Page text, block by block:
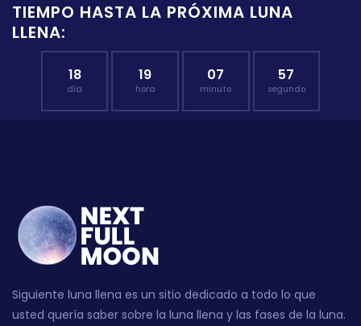
TIEMPO HASTA LA PRÓXIMA LUNA
LLENA:
18
día
19
hora
07
minuto
57
segundo
Siguiente luna llena es un sitio dedicado a todo lo que
usted quería saber sobre la luna llena y las fases de la luna.